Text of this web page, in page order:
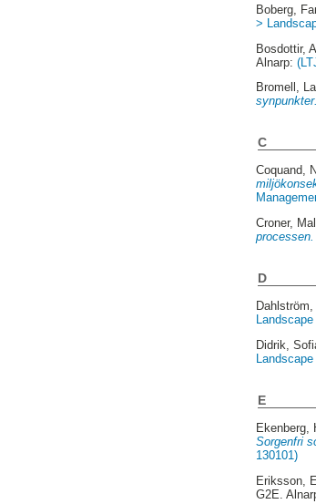
Boberg,
>
Bosdottir,
Alnarp:
Bromell,
synpunkter.
C
Coquand,
Croner,
processen.
D
Didrik,
E
Ekenberg,
Sorgenfri
130101)
Eriksson,
G2E.